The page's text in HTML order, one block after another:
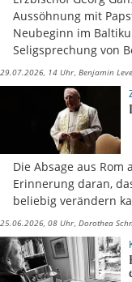
Aussöhnung mit
Neubeginn im
Seligsprechung von
29.07.2026, 14 Uhr Benjamin
Die Absage aus
Erinnerung daran,
beliebig verändern
25.06.2026, 08 Uhr Dorothea